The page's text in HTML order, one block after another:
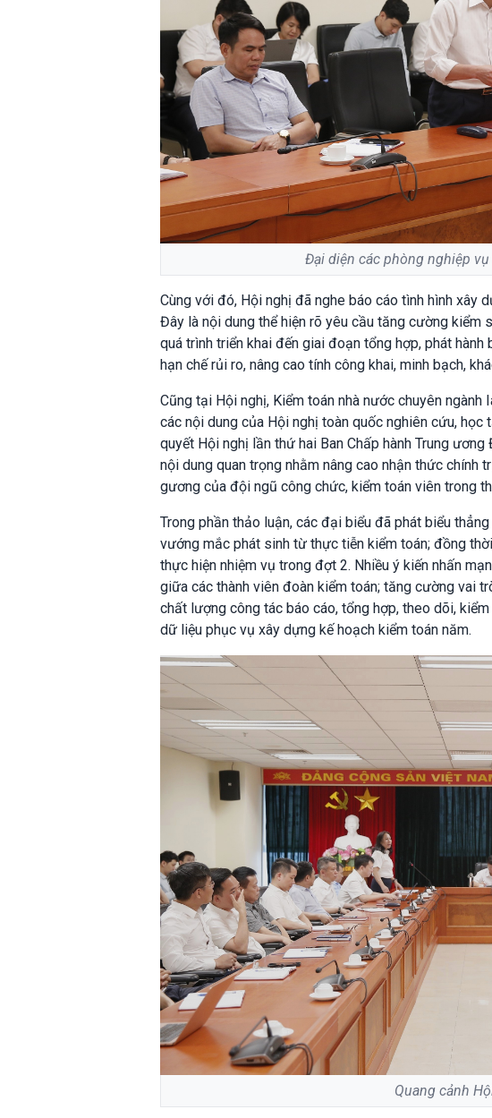
Đại diện các phòng nghiệp
Cùng với đó, Hội nghị đã nghe báo cáo tình hình xây
Đây là nội dung thể hiện rõ yêu cầu tăng cường
quá trình triển khai đến giai đoạn tổng hợp, phát
hạn chế rủi ro, nâng cao tính công khai, minh bạch,
Cũng tại Hội nghị, Kiểm toán nhà nước chuyên
các nội dung của Hội nghị toàn quốc nghiên cứu,
quyết Hội nghị lần thứ hai Ban Chấp hành Trung
nội dung quan trọng nhằm nâng cao nhận thức chính
gương của đội ngũ công chức, kiểm toán viên trong
Trong phần thảo luận, các đại biểu đã phát biểu
vướng mắc phát sinh từ thực tiễn kiểm toán; đồng
thực hiện nhiệm vụ trong đợt 2. Nhiều ý kiến nhấn
giữa các thành viên đoàn kiểm toán; tăng cường vai
chất lượng công tác báo cáo, tổng hợp, theo dõi,
dữ liệu phục vụ xây dựng kế hoạch kiểm toán năm.
Quang cảnh